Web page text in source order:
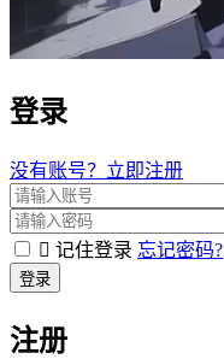
登录
没有账号？立即注册
记住登录 忘记密码?
登录
注册